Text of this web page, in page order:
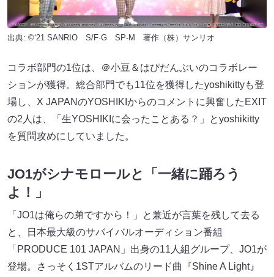
出典: ©‘21 SANRIO S/F·G SP-M 著作（株）サンリオ
コラボ部門の1位は、＠小豆＆はぴだんぶいのコラボレー
ションが獲得。総合部門でも11位を獲得したyoshikittyも登
場し、X JAPANのYOSHIKIからのコメントに興奮したEXIT
の2人は、「生YOSHIKIに会ったことある？」とyoshikitty
を質問攻めにしていました。
JO1がシナモロールと「一緒に踊ろう
よ！」
「JO1は俺らの弟ですから！」と兼近が言葉を残して去る
と、日本最大級のサバイバルオーディション番組
「PRODUCE 101 JAPAN」出身の11人組グループ、JO1が
登場。さっそく1STアルバムのリード曲『Shine A Light』